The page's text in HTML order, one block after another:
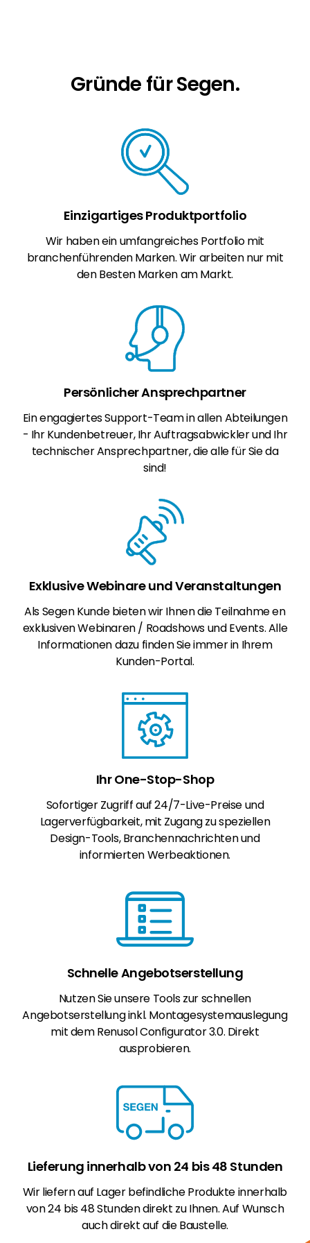
Produkt- und Brancheninformationen sind,
Gründe für Segen.
Einzigartiges Produktportfolio
Wir haben ein umfangreiches Portfolio mit
branchenführenden Marken. Wir arbeiten nur mit
den Besten Marken am Markt.
Persönlicher Ansprechpartner
Ein engagiertes Support-Team in allen Abteilungen
- Ihr Kundenbetreuer, Ihr Auftragsabwickler und Ihr
technischer Ansprechpartner, die alle für Sie da
sind!
Exklusive Webinare und Veranstaltungen
Als Segen Kunde bieten wir Ihnen die Teilnahme en
exklusiven Webinaren / Roadshows und Events. Alle
Informationen dazu finden Sie immer in Ihrem
Kunden-Portal.
Ihr One-Stop-Shop
Sofortiger Zugriff auf 24/7-Live-Preise und
Lagerverfügbarkeit, mit Zugang zu speziellen
Design-Tools, Branchennachrichten und
informierten Werbeaktionen.
Schnelle Angebotserstellung
Nutzen Sie unsere Tools zur schnellen
Angebotserstellung inkl. Montagesystemauslegung
mit dem Renusol Configurator 3.0. Direkt
ausprobieren.
Lieferung innerhalb von 24 bis 48 Stunden
Wir liefern auf Lager befindliche Produkte innerhalb
von 24 bis 48 Stunden direkt zu Ihnen. Auf Wunsch
auch direkt auf die Baustelle.